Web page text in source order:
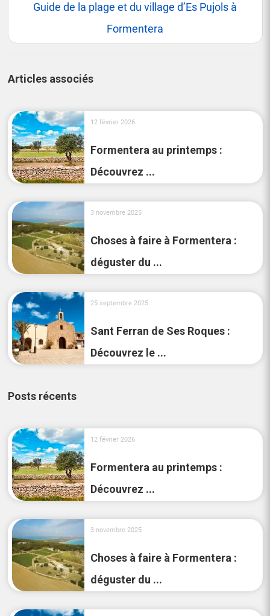
Guide de la plage et du village d’Es Pujols à
Formentera
Articles associés
12 février 2026
Formentera au printemps :
Découvrez ...
3 novembre 2025
Choses à faire à Formentera :
déguster du ...
25 septembre 2025
Sant Ferran de Ses Roques :
Découvrez le ...
Posts récents
12 février 2026
Formentera au printemps :
Découvrez ...
3 novembre 2025
Choses à faire à Formentera :
déguster du ...